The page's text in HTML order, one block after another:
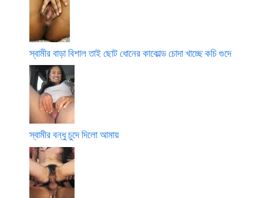
স্বামীর বাড়া বিশাল তাই ছোট ধোনের কাকোল্ড চোদা খাচ্ছে কচি গুদে
স্বামীর বন্ধু চুদে দিলো আমায়